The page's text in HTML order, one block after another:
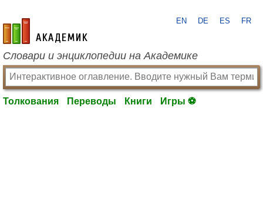
academic.ru
EN DE ES FR
Словари и энциклопедии на Академике
Толкования Переводы Книги Игры ⚽